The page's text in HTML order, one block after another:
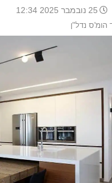
25 נובמבר 2025 12:34
הומ'ס נדל"ן